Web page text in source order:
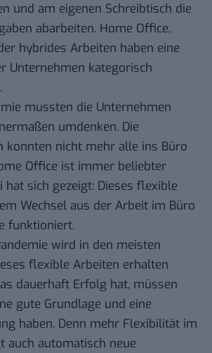
und am eigenen Schreibtisch die
abarbeiten. Home Office,
hybrides Arbeiten haben eine
Unternehmen kategorisch
mussten die Unternehmen
umdenken. Die
konnten nicht mehr alle ins Büro
Office ist immer beliebter
hat sich gezeigt: Dieses flexible
Wechsel aus der Arbeit im Büro
funktioniert.
wird in den meisten
flexible Arbeiten erhalten
dauerhaft Erfolg hat, müssen
gute Grundlage und eine
haben. Denn mehr Flexibilität im
auch automatisch neue